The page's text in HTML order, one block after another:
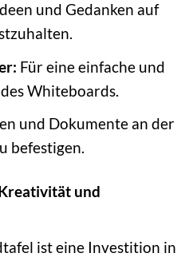
und Gedanken auf
Für eine einfache und
Whiteboards.
und Dokumente an der
befestigen.
und
ist eine Investition in